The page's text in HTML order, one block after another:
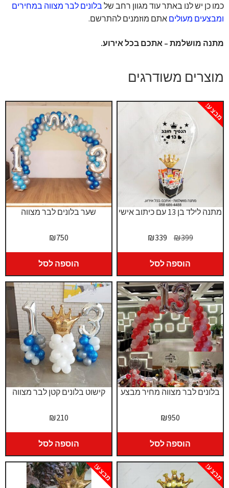
כמו כן יש לנו באתר עוד מגוון רחב של בלונים לבר מצווה במחירים
ומבצעים מעולים אתם מוזמנים להתרשם.
מתנה מושלמת – אתכם בכל אירוע.
מוצרים משודרגים
שער בלונים לבר מצווה
₪750
הוספה לסל
מתנה לילד בן 13 עם כיתוב אישי
מבצע!
₪399
המחיר
היה:
₪399.
₪339
₪339.
הוספה לסל
קישוט בלונים קטן לבר מצווה
₪210
הוספה לסל
בלונים לבר מצווה מחיר מבצע
₪950
הוספה לסל
מבצע! מבצע!